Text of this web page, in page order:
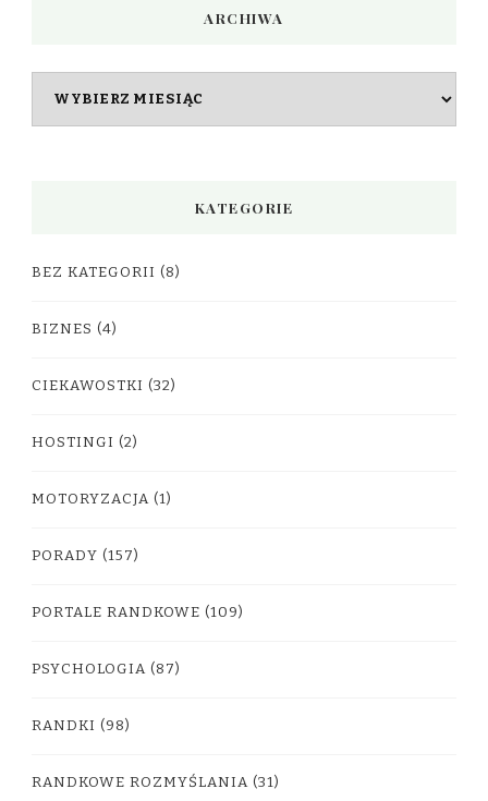
ARCHIWA
KATEGORIE
BEZ KATEGORII (8)
BIZNES (4)
CIEKAWOSTKI (32)
HOSTINGI (2)
MOTORYZACJA (1)
PORADY (157)
PORTALE RANDKOWE (109)
PSYCHOLOGIA (87)
RANDKI (98)
RANDKOWE ROZMYŚLANIA (31)